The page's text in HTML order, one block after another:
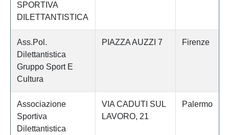
SPORTIVA
DILETTANTISTICA
Ass.Pol.
Dilettantistica
Gruppo Sport E
Cultura
PIAZZA AUZZI 7 Firenze
Associazione
Sportiva
Dilettantistica
VIA CADUTI SUL
LAVORO, 21
Palermo